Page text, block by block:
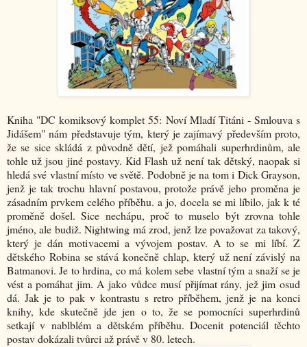
Kniha "DC komiksový komplet 55: Noví Mladí Titáni - Smlouva s
Jidášem" nám představuje tým, který je zajímavý především proto,
že se sice skládá z původně dětí, jež pomáhali superhrdinům, ale
tohle už jsou jiné postavy. Kid Flash už není tak dětský, naopak si
hledá své vlastní místo ve světě. Podobně je na tom i Dick Grayson,
jenž je tak trochu hlavní postavou, protože právě jeho proměna je
zásadním prvkem celého příběhu. a jo, docela se mi líbilo, jak k té
proměně došel. Sice nechápu, proč to muselo být zrovna tohle
jméno, ale budiž. Nightwing má zrod, jenž lze považovat za takový,
který je dán motivacemi a vývojem postav. A to se mi líbí. Z
dětského Robina se stává konečně chlap, který už není závislý na
Batmanovi. Je to hrdina, co má kolem sebe vlastní tým a snaží se je
vést a pomáhat jim. A jako vůdce musí přijímat rány, jež jim osud
dá. Jak je to pak v kontrastu s retro příběhem, jenž je na konci
knihy, kde skutečně jde jen o to, že se pomocníci superhrdinů
setkají v nablblém a dětském příběhu. Docenit potenciál těchto
postav dokázali tvůrci až právě v 80. letech.